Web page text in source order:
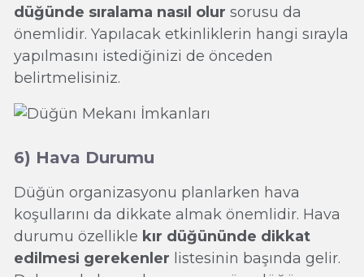
düğünde sıralama nasıl olur sorusu da
önemlidir. Yapılacak etkinliklerin hangi sırayla
yapılmasını istediğinizi de önceden
belirtmelisiniz.
6) Hava Durumu
Düğün organizasyonu planlarken hava
koşullarını da dikkate almak önemlidir. Hava
durumu özellikle kır düğününde dikkat
edilmesi gerekenler listesinin başında gelir.